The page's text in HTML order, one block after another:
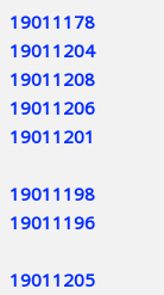
19011178
19011204
19011208
19011206
19011201
19011198
19011196
19011205